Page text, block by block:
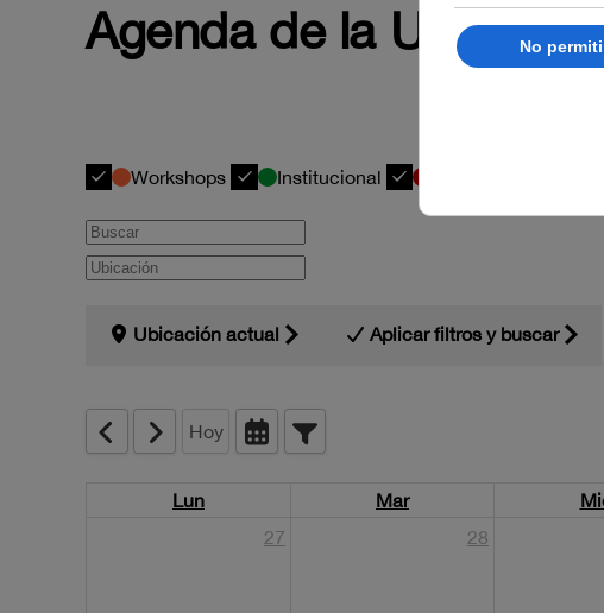
Agenda de la UNIA -
Workshops Institucional
Buscar
Ubicación
Ubicación actual Aplicar filtros y buscar
Hoy
Lun Mar
27
28